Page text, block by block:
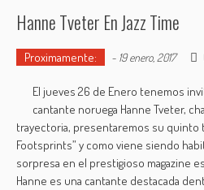
Hanne Tveter En Jazz Time
Proximamente: - 19 enero, 2017
El jueves 26 de Enero tenemos
cantante noruega Hanne Tveter,
trayectoria, presentaremos su quinto
Footsprints” y como viene siendo
sorpresa en el prestigioso magazine
Hanne es una cantante destacada